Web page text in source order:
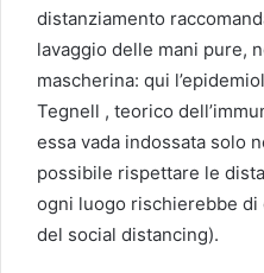
distanziamento
lavaggio delle mani pure,
mascherina: qui
Tegnell , teorico
essa vada indossata solo
possibile rispettare le
ogni luogo rischierebbe
del social distancing).